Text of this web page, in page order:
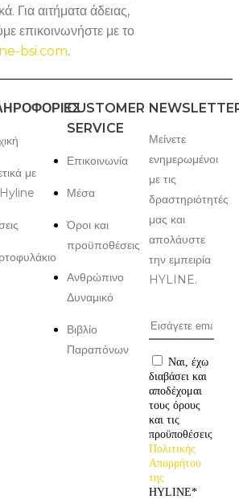
Για αιτήματα άδειας,
επικοινωνήστε με το
bsi.com.
με
CUSTOMER
SERVICE
Επικοινωνία
Μέσα
Όροι και
προϋποθέσεις
Ανθρώπινο
Δυναμικό
Βιβλίο
Παραπόνων
Μείνετε
ενημερωμένοι
με τις
δραστηριότητές
μας και
απολάυστε
την εμπειρία
HYLINE.
Ναι, έχω
διαβάσει και
αποδέχομαι
τους όρους
και τις
προϋποθέσεις
Πολιτικής
Απορρήτου
της
HYLINE*